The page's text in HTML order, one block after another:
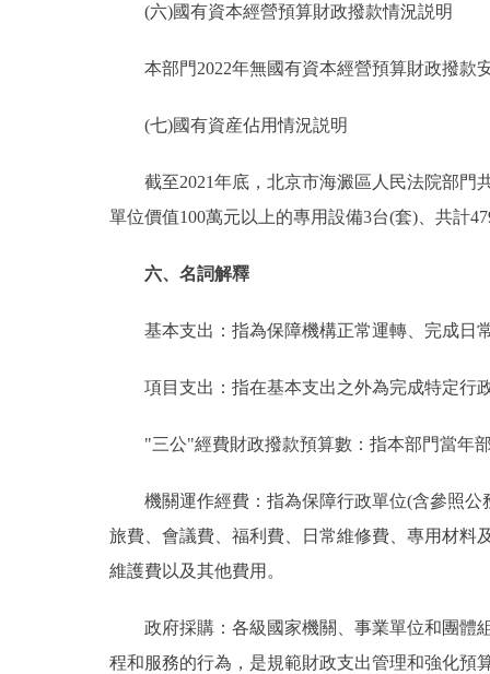
(六)國有資本經營預算財政撥款情況説明
本部門2022年無國有資本經營預算財政撥款
(七)國有資産佔用情況説明
截至2021年底，北京市海澱區人民法院部門共
單位價值100萬元以上的專用設備3台(套)、共計
六、名詞解釋
基本支出：指為保障機構正常運轉、完成日
項目支出：指在基本支出之外為完成特定行
"三公"經費財政撥款預算數：指本部門當年部
機關運作經費：指為保障行政單位(含參照公
旅費、會議費、福利費、日常維修費、專用材料
維護費以及其他費用。
政府採購：各級國家機關、事業單位和團體組
程和服務的行為，是規範財政支出管理和強化預